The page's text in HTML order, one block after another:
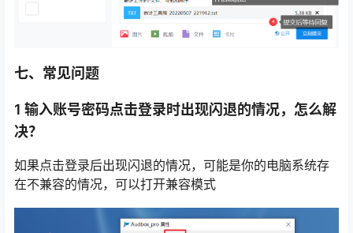
七、常见问题
1 输入账号密码点击登录时出现闪退的情况，怎么解
决？
如果点击登录后出现闪退的情况，可能是你的电脑系统存
在不兼容的情况，可以打开兼容模式